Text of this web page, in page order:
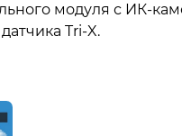
модуля с ИК-
Tri-X.